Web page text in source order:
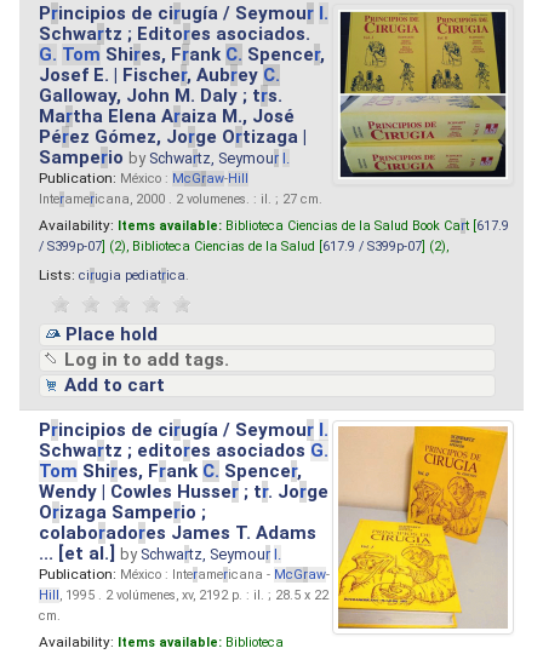
Principios de cirugía / Seymour I.
Schwartz ; Editores asociados.
G. Tom Shires, Frank C. Spencer,
Josef E. | Fischer, Aubrey C.
Galloway, John M. Daly ; trs.
Martha Elena Araiza M., José
Pérez Gómez, Jorge Ortizaga |
Samperio by Schwartz, Seymour I.
Publication: México : McGraw-Hill
Interamericana, 2000 . 2 volumenes. : il. ; 27 cm.
Availability: Items available: Biblioteca Ciencias de la Salud Book Cart [ 617.9
/ S399p-07 ] (2), Biblioteca Ciencias de la Salud [ 617.9 / S399p-07 ] (2),
Lists: cirugia pediatrica
Place hold
Log in to add tags.
Add to cart
Principios de cirugía / Seymour I.
Schwartz ; editores asociados G.
Tom Shires, Frank C. Spencer,
Wendy | Cowles Husser ; tr. Jorge
Orizaga Samperio ;
colaboradores James T. Adams
... [et al.]by Schwartz, Seymour I.
Publication: México : Interamericana - McGraw-
Hill, 1995 . 2 volúmenes, xv, 2192 p. : il. ; 28.5 x 22
cm.
Availability: Items available: Biblioteca